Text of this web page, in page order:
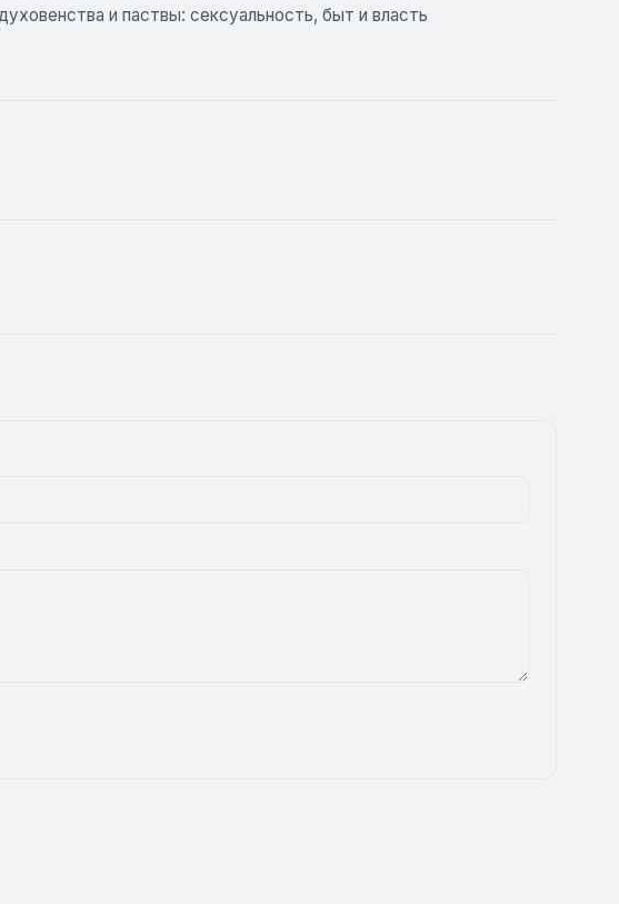
и паствы: сексуальность, быт и власть